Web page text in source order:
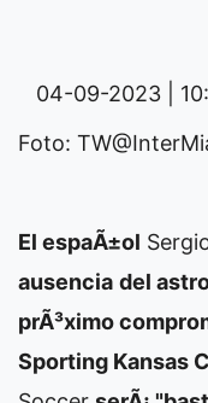
04-09-2023 |
Foto:
El espaÃ±ol
ausencia del
prÃ³ximo
Sporting Kansas